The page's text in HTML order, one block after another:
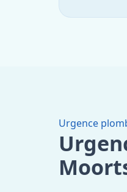
Urgence